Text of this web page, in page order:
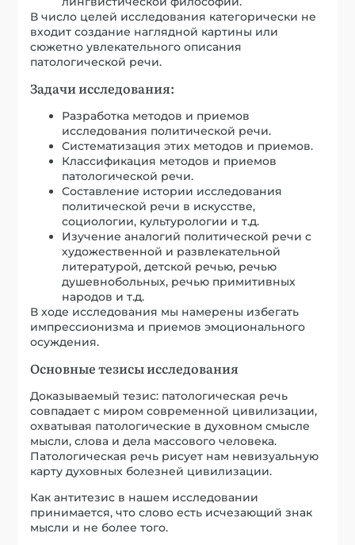
В число целей исследования категорически не
входит создание наглядной картины или
сюжетно увлекательного описания
патологической речи.
Задачи исследования:
Разработка методов и приемов
исследования политической речи.
Систематизация этих методов и приемов.
Классификация методов и приемов
патологической речи.
Составление истории исследования
политической речи в искусстве,
социологии, культурологии и т.д.
Изучение аналогий политической речи с
художественной и развлекательной
литературой, детской речью, речью
душевнобольных, речью примитивных
народов и т.д.
В ходе исследования мы намерены избегать
импрессионизма и приемов эмоционального
осуждения.
Основные тезисы исследования
Доказываемый тезис: патологическая речь
совпадает с миром современной цивилизации,
охватывая патологические в духовном смысле
мысли, слова и дела массового человека.
Патологическая речь рисует нам невизуальную
карту духовных болезней цивилизации.
Как антитезис в нашем исследовании
принимается, что слово есть исчезающий знак
мысли и не более того.